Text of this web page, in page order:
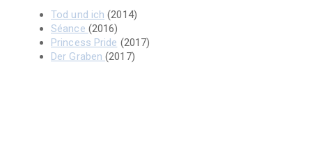
Tod und ich (2014)
Séance (2016)
Princess Pride (2017)
Der Graben(2017)